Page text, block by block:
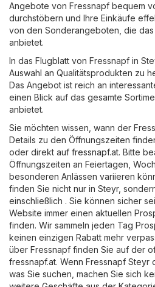
Angebote von Fressnapf bequem
durchstöbern und Ihre Einkäufe
von den Sonderangeboten, die das
anbietet.
In das Flugblatt von Fressnapf in
Auswahl an Qualitätsprodukten zu
Das Angebot ist reich an
einen Blick auf das gesamte
anbietet.
Sie möchten wissen, wann der
Details zu den Öffnungszeiten
oder direkt auf fressnapf.at. Bitte
Öffnungszeiten an Feiertagen,
besonderen Anlässen variieren
finden Sie nicht nur in Steyr,
einschließlich . Sie können sicher
Website immer einen aktuellen
finden. Wir sammeln jeden Tag
keinen einzigen Rabatt mehr
über Fressnapf finden Sie auf der
fressnapf.at. Wenn Fressnapf Steyr
was Sie suchen, machen Sie sich